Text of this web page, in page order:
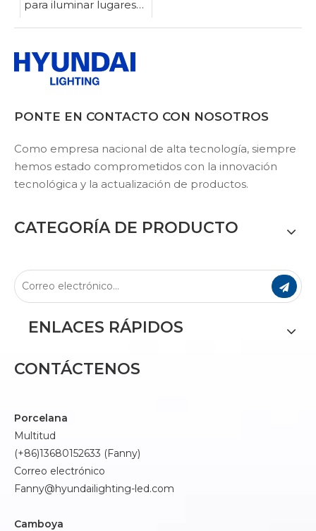
para iluminar lugares
PONTE EN CONTACTO CON NOSOTROS
Como empresa nacional de alta tecnología, siempre
hemos estado comprometidos con la innovación
tecnológica y la actualización de productos.
CATEGORÍA DE PRODUCTO
ENLACES RÁPIDOS
CONTÁCTENOS
Porcelana
Multitud
(+86)13680152633 (Fanny)
Correo electrónico
Fanny@hyundailighting-led.com
Camboya